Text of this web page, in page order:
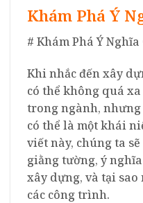
Khám Phá Ý
# Khám Phá Ý
Khi nhắc đến xây
có thể không quá
trong ngành,
có thể là một khái
viết này, chúng ta
giằng tường, ý
xây dựng, và tại
các công trình.